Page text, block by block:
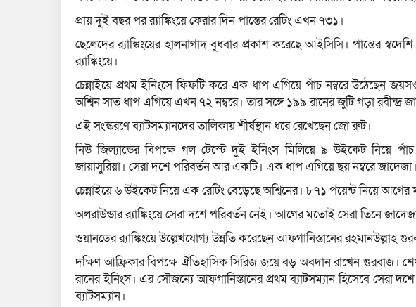
প্রায় দুই বছর পর র‍্যাঙ্কিংয়ে ফেরার দিন পান্তের রেটিং এখন ৭৩১।
ছেলেদের র‍্যাঙ্কিংয়ের হালনাগাদ বুধবার প্রকাশ করেছে আইসিসি। পান্তের
র‍্যাঙ্কিংয়ে।
চেন্নাইয়ে প্রথম ইনিংসে ফিফটি করে এক ধাপ এগিয়ে পাঁচ নম্বরে উঠেছেন
অশ্বিন সাত ধাপ এগিয়ে এখন ৭২ নম্বরে। তার সঙ্গে ১৯৯ রানের জুটি গড়া রবীন্দ্র
এই সংস্করণে ব্যাটসম্যানদের তালিকায় শীর্ষস্থান ধরে রেখেছেন জো রুট।
নিউ জিল্যান্ডের বিপক্ষে গল টেস্টে দুই ইনিংস মিলিয়ে ৯ উইকেট নিয়ে
জায়াসুরিয়া। সেরা দশে পরিবর্তন আর একটি। এক ধাপ এগিয়ে ছয় নম্বরে জাদেজা।
চেন্নাইয়ে ৬ উইকেট নিয়ে এক রেটিং বেড়েছে অশ্বিনের। ৮৭১ পয়েন্ট নিয়ে
অলরাউন্ডার র‍্যাঙ্কিংয়ে সেরা দশে পরিবর্তন নেই। আগের মতোই সেরা তিনে
ওয়ানডের র‌্যাঙ্কিংয়ে উল্লেখযোগ্য উন্নতি করেছেন আফগানিস্তানের রহমানউল্লাহ
দক্ষিণ আফ্রিকার বিপক্ষে ঐতিহাসিক সিরিজ জয়ে বড় অবদান রাখেন গুরবাজ।
রানের ইনিংস। এর সৌজন্যে আফগানিস্তানের প্রথম ব্যাটসম্যান হিসেবে সেরা
ব্যাটসম্যান।